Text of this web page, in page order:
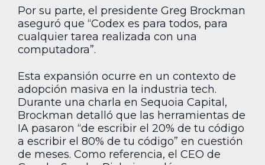
Por su parte, el presidente Greg Brockman
aseguró que “Codex es para todos, para
cualquier tarea realizada con una
computadora”.
Esta expansión ocurre en un contexto de
adopción masiva en la industria tech.
Durante una charla en Sequoia Capital,
Brockman detalló que las herramientas de
IA pasaron “de escribir el 20% de tu código
a escribir el 80% de tu código” en cuestión
de meses. Como referencia, el CEO de